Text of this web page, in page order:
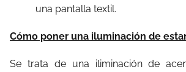
una pantalla textil.
Cómo poner una iluminación de
Se trata de una iliminación de